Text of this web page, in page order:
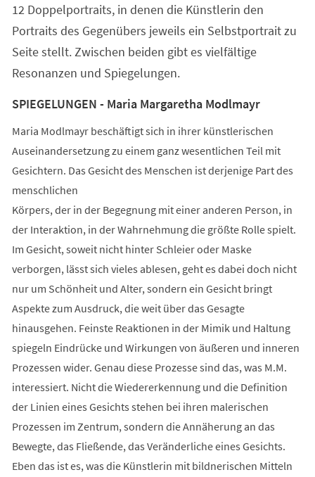
12 Doppelportraits, in denen die Künstlerin den
Portraits des Gegenübers jeweils ein Selbstportrait zu
Seite stellt. Zwischen beiden gibt es vielfältige
Resonanzen und Spiegelungen.
SPIEGELUNGEN - Maria Margaretha Modlmayr
Maria Modlmayr beschäftigt sich in ihrer künstlerischen
Auseinandersetzung zu einem ganz wesentlichen Teil mit
Gesichtern. Das Gesicht des Menschen ist derjenige Part des
menschlichen
Körpers, der in der Begegnung mit einer anderen Person, in
der Interaktion, in der Wahrnehmung die größte Rolle spielt.
Im Gesicht, soweit nicht hinter Schleier oder Maske
verborgen, lässt sich vieles ablesen, geht es dabei doch nicht
nur um Schönheit und Alter, sondern ein Gesicht bringt
Aspekte zum Ausdruck, die weit über das Gesagte
hinausgehen. Feinste Reaktionen in der Mimik und Haltung
spiegeln Eindrücke und Wirkungen von äußeren und inneren
Prozessen wider. Genau diese Prozesse sind das, was M.M.
interessiert. Nicht die Wiedererkennung und die Definition
der Linien eines Gesichts stehen bei ihren malerischen
Prozessen im Zentrum, sondern die Annäherung an das
Bewegte, das Fließende, das Veränderliche eines Gesichts.
Eben das ist es, was die Künstlerin mit bildnerischen Mitteln